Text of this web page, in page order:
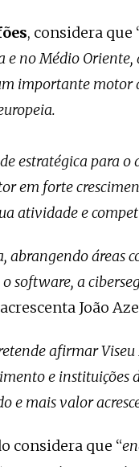
, considera que
no Médio Oriente,
importante motor
estratégica para
em forte
atividade e
áreas
a
João
afirmar
e
e mais valor
considera que “